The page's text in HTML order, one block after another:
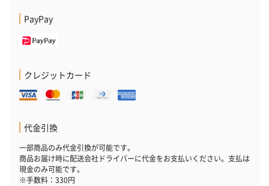
PayPay
クレジットカード
代金引換
一部商品のみ代金引換が可能です。
商品お届け時に配送会社ドライバーに代金をお支払いください。支払は
現金のみ可能です。
※手数料：330円